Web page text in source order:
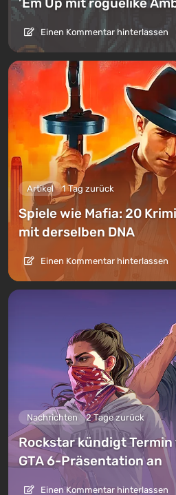
’Em Up mit roguelike
Einen Kommentar hinterlassen
Artikel 1 Tag zurück
Spiele wie Mafia: 20
mit derselben DNA
Einen Kommentar hinterlassen
Nachrichten 2 Tage zurück
Rockstar kündigt
GTA 6-Präsentation an
Einen Kommentar hinterlassen